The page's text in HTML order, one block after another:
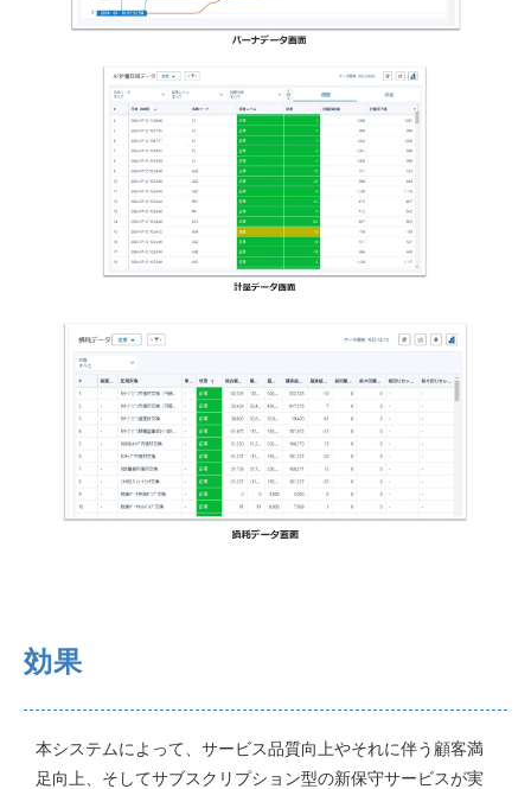
効果
本システムによって、サービス品質向上やそれに伴う顧客満
足向上、そしてサブスクリプション型の新保守サービスが実